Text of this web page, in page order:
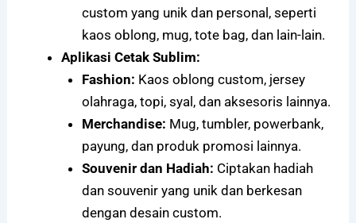
custom yang unik dan personal, seperti
kaos oblong, mug, tote bag, dan lain-lain.
Aplikasi Cetak Sublim:
Fashion: Kaos oblong custom, jersey
olahraga, topi, syal, dan aksesoris lainnya.
Merchandise: Mug, tumbler, powerbank,
payung, dan produk promosi lainnya.
Souvenir dan Hadiah: Ciptakan hadiah
dan souvenir yang unik dan berkesan
dengan desain custom.